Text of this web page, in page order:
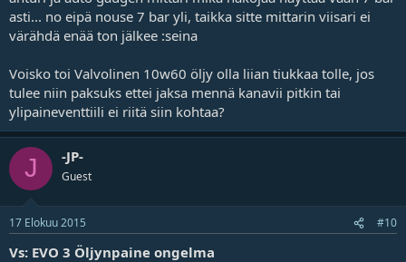
asti... no eipä nouse 7 bar yli, taikka sitte mittarin viisari ei
värähdä enää ton jälkee :seina
Voisko toi Valvolinen 10w60 öljy olla liian tiukkaa tolle, jos
tulee niin paksuks ettei jaksa mennä kanavii pitkin tai
ylipaineventtiili ei riitä siin kohtaa?
J -JP-
Guest
17 Elokuu 2015 #10
Vs: EVO 3 Öljynpaine ongelma